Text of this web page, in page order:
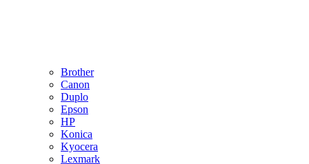
Brother
Canon
Duplo
Epson
HP
Konica
Kyocera
Lexmark